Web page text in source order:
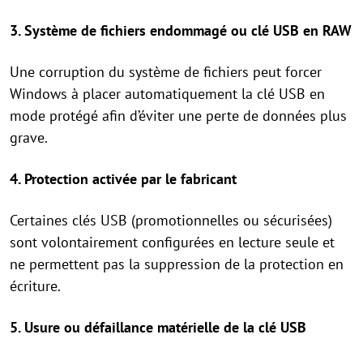
3. Système de fichiers endommagé ou clé USB en RAW
Une corruption du système de fichiers peut forcer
Windows à placer automatiquement la clé USB en
mode protégé afin d’éviter une perte de données plus
grave.
4. Protection activée par le fabricant
Certaines clés USB (promotionnelles ou sécurisées)
sont volontairement configurées en lecture seule et
ne permettent pas la suppression de la protection en
écriture.
5. Usure ou défaillance matérielle de la clé USB